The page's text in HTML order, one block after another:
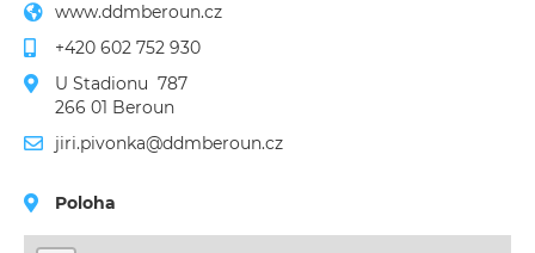
www.ddmberoun.cz
+420 602 752 930
U Stadionu  787
266 01 Beroun
jiri.pivonka@ddmberoun.cz
Poloha